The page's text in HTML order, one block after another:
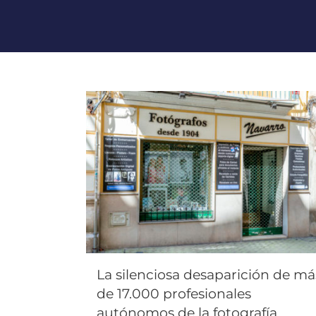
La silenciosa desaparición de
de 17.000 profesionales
autónomos de la fotografía